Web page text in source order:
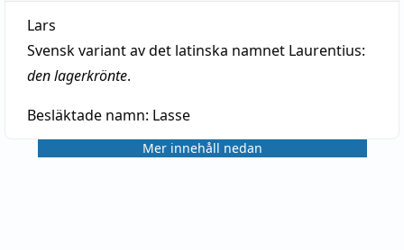
Lars
Svensk variant av det latinska namnet Laurentius:
den lagerkrönte.
Besläktade namn: Lasse
Mer innehåll nedan